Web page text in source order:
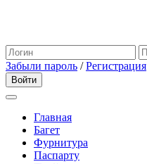
Забыли пароль /Регистрация
Главная
Багет
Фурнитура
Паспарту